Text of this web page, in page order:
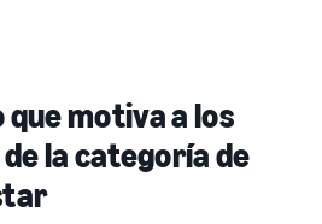
que motiva a los
la categoría de